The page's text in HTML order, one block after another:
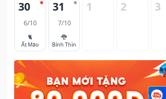
30
6/10
🐈
Ất Mão
31
7/10
🐉
Bính Thìn
1 2 3